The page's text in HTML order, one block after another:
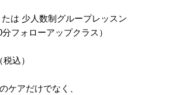
は 少人数制グループレッスン
分フォローアップクラス）
込）
ケアだけでなく、